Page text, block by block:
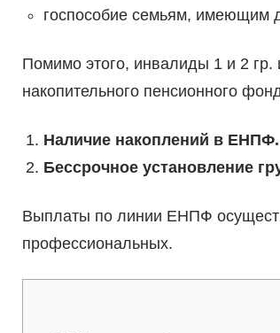
госпособие семьям, имеющим
Помимо этого, инвалиды 1 и 2
накопительного пенсионного
Наличие накоплений в ЕНПФ.
Бессрочное установление
Выплаты по линии ЕНПФ
профессиональных.